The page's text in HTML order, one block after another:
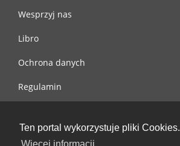
Ten portal wykorzystuje pliki Cookies.
Wesprzyj nas
Libro
Ochrona danych
Regulamin